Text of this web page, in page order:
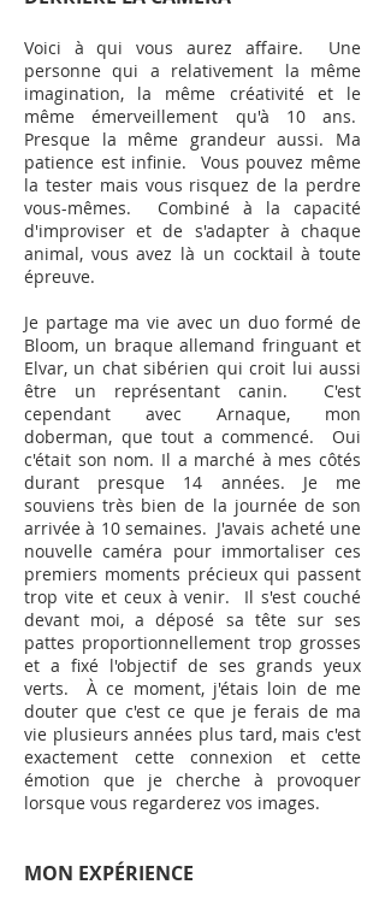
Voici à qui vous aurez affaire. Une
personne qui a relativement la même
imagination, la même créativité et le
même émerveillement qu'à 10 ans.
Presque la même grandeur aussi. Ma
patience est infinie. Vous pouvez même
la tester mais vous risquez de la perdre
vous-mêmes. Combiné à la capacité
d'improviser et de s'adapter à chaque
animal, vous avez là un cocktail à toute
épreuve.
Je partage ma vie avec un duo formé de
Bloom, un braque allemand fringuant et
Elvar, un chat sibérien qui croit lui aussi
être un représentant canin. C'est
cependant avec Arnaque, mon
doberman, que tout a commencé. Oui
c'était son nom. Il a marché à mes côtés
durant presque 14 années. Je me
souviens très bien de la journée de son
arrivée à 10 semaines. J'avais acheté une
nouvelle caméra pour immortaliser ces
premiers moments précieux qui passent
trop vite et ceux à venir. Il s'est couché
devant moi, a déposé sa tête sur ses
pattes proportionnellement trop grosses
et a fixé l'objectif de ses grands yeux
verts. À ce moment, j'étais loin de me
douter que c'est ce que je ferais de ma
vie plusieurs années plus tard, mais c'est
exactement cette connexion et cette
émotion que je cherche à provoquer
lorsque vous regarderez vos images.
MON EXPÉRIENCE